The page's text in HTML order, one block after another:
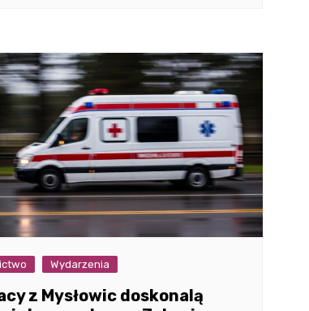
Wydarzenia
z Mysłowic doskonalą